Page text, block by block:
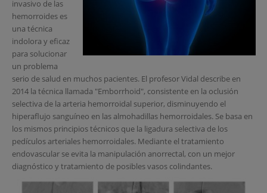
invasivo de las
hemorroides es
una técnica
indolora y eficaz
para solucionar
un problema
serio de salud en muchos pacientes. El profesor Vidal describe en
2014 la técnica llamada "Emborrhoid", consistente en la oclusión
selectiva de la arteria hemorroidal superior, disminuyendo el
hiperaflujo sanguíneo en las almohadillas hemorroidales. Se basa en
los mismos principios técnicos que la ligadura selectiva de los
pedículos arteriales hemorroidales. Mediante el tratamiento
endovascular se evita la manipulación anorrectal, con un mejor
diagnóstico y tratamiento de posibles vasos colindantes.